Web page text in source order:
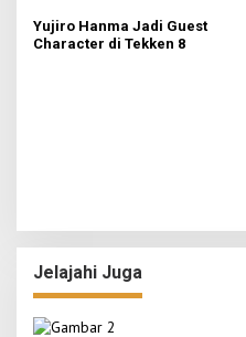
Yujiro Hanma Jadi Guest
Character di Tekken 8
Jelajahi Juga